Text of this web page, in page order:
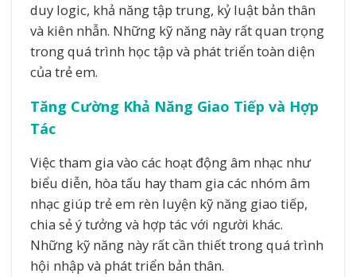
duy logic, khả năng tập trung, kỷ luật bản thân
và kiên nhẫn. Những kỹ năng này rất quan trọng
trong quá trình học tập và phát triển toàn diện
của trẻ em.
Tăng Cường Khả Năng Giao Tiếp và Hợp
Tác
Việc tham gia vào các hoạt động âm nhạc như
biểu diễn, hòa tấu hay tham gia các nhóm âm
nhạc giúp trẻ em rèn luyện kỹ năng giao tiếp,
chia sẻ ý tưởng và hợp tác với người khác.
Những kỹ năng này rất cần thiết trong quá trình
hội nhập và phát triển bản thân.